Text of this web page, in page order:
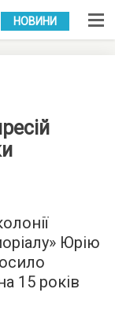
УКР РУС
НОВИНИ
Юрію
15 років